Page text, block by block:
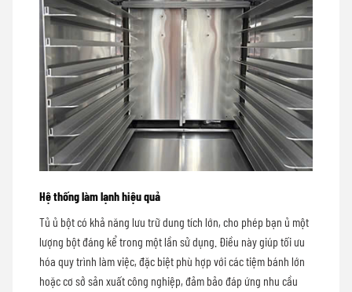
Hệ thống làm lạnh hiệu quả
Tủ ủ bột có khả năng lưu trữ dung tích lớn, cho phép bạn ủ một
lượng bột đáng kể trong một lần sử dụng. Điều này giúp tối ưu
hóa quy trình làm việc, đặc biệt phù hợp với các tiệm bánh lớn
hoặc cơ sở sản xuất công nghiệp, đảm bảo đáp ứng nhu cầu